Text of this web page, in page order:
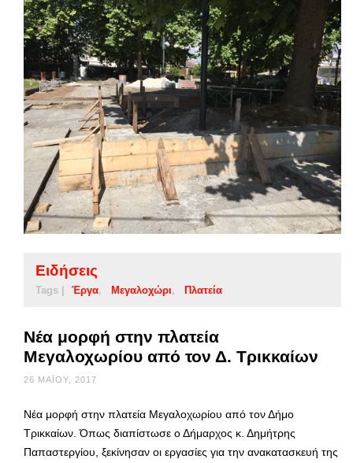
Ειδήσεις
Tags | Έργα Μεγαλοχώρι Πλατεία
Νέα μορφή στην πλατεία
Μεγαλοχωρίου από τον Δ. Τρικκαίων
26 ΜΑΪ́ΟΥ, 2017
Νέα μορφή στην πλατεία Μεγαλοχωρίου από τον Δήμο
Τρικκαίων. Όπως διαπίστωσε ο Δήμαρχος κ. Δημήτρης
Παπαστεργίου, ξεκίνησαν οι εργασίες για την ανακατασκευή της